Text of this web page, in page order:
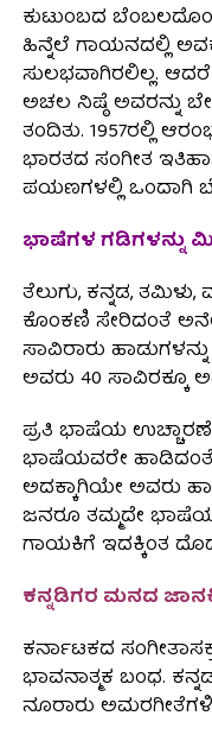
ಕುಟುಂಬದ
ಹಿನ್ನೆಲೆ ಗಾಯನದಲ್ಲಿ
ಸುಲಭವಾಗಿರಲಿಲ್ಲ.
ಅಚಲ ನಿಷ್ಠೆ ಅವರನ್ನು
ತಂದಿತು. 1957ರಲ್ಲಿ
ಭಾರತದ ಸಂಗೀತ
ಪಯಣಗಳಲ್ಲಿ ಒಂದಾಗಿ
ಭಾಷೆಗಳ ಗಡಿಗಳನ್ನು
ತೆಲುಗು, ಕನ್ನಡ,
ಕೊಂಕಣಿ ಸೇರಿದಂತೆ
ಸಾವಿರಾರು
ಅವರು 40 ಸಾವಿರಕ್ಕೂ
ಪ್ರತಿ ಭಾಷೆಯ
ಭಾಷೆಯವರೇ ಹಾಡಿದಂತೆ
ಅದಕ್ಕಾಗಿಯೇ ಅವರು
ಜನರೂ ತಮ್ಮದೇ ಭಾಷೆಯ
ಗಾಯಕಿಗೆ ಇದಕ್ಕಿಂತ
ಕನ್ನಡಿಗರ ಮನದ
ಕರ್ನಾಟಕದ
ಭಾವನಾತ್ಮಕ ಬಂಧ.
ನೂರಾರು